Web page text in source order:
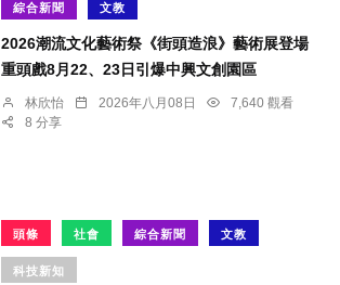
綜合新聞 文教
2026潮流文化藝術祭《街頭造浪》藝術展登場
重頭戲8月22、23日引爆中興文創園區
林欣怡 2026年八月08日
7,640 觀看
8 分享
頭條 社會 綜合新聞 文教
科技新知